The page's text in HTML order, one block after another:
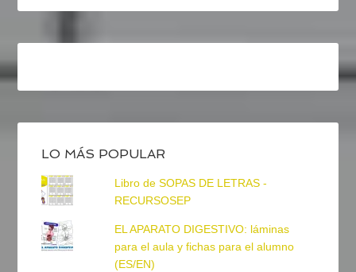
LO MÁS POPULAR
Libro de SOPAS DE LETRAS -
RECURSOSEP
EL APARATO DIGESTIVO: láminas
para el aula y fichas para el alumno
(ES/EN)